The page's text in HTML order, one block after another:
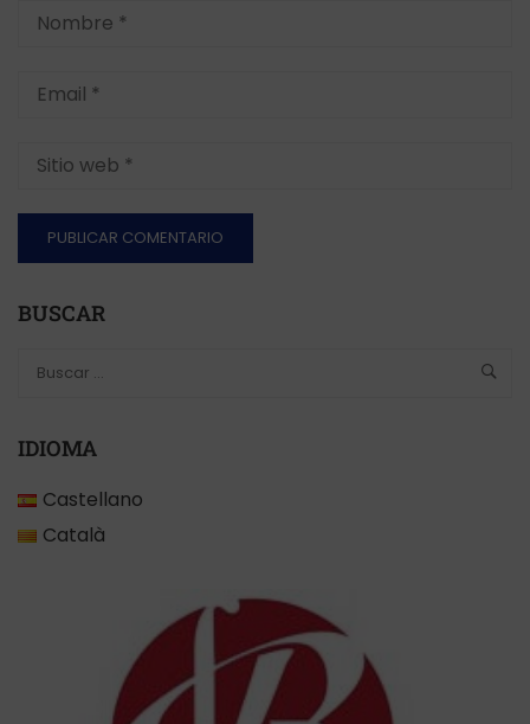
BUSCAR
IDIOMA
Castellano
Català